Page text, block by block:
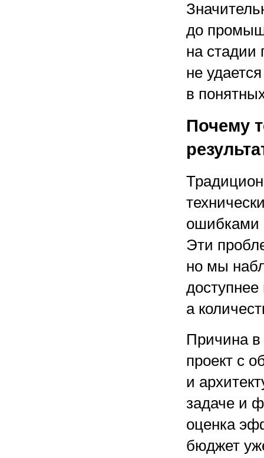
до
на стадии
не
в
Почему
ошибками
Эти
но мы
а
Причина в
проект с
и
задаче и
оценка
бюджет